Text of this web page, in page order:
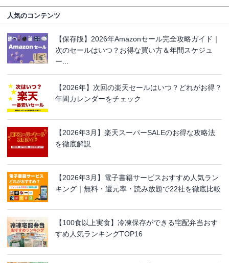
人気のコンテンツ
【保存版】2026年Amazonセール完全攻略ガイド｜
次のセールはいつ？お得な買い方＆年間スケジュ
ー...
【2026年】次回の楽天セールはいつ？どれがお得？
年間カレンダーをチェック
【2026年3月】楽天スーパーSALEのお得な攻略法
を徹底解説
【2026年3月】電子書籍サービスおすすめ人気ラン
キング｜無料・還元率・読み放題で22社を徹底比較
【100食以上実食】冷凍保存ができる宅配弁当おす
すめ人気ランキングTOP16